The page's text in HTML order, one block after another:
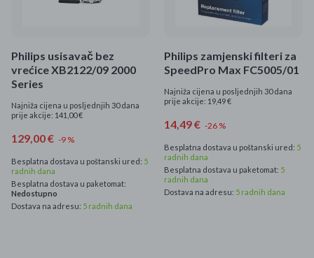
Philips usisavač bez
vrećice XB2122/09 2000
Series
Najniža cijena u posljednjih 30 dana
prije akcije: 141,00 €
129,00 € -9 %
Besplatna dostava u poštanski ured: 5
radnih dana
Besplatna dostava u paketomat:
Nedostupno
Dostava na adresu: 5 radnih dana
Philips zamjenski filteri za
SpeedPro Max FC5005/01
Najniža cijena u posljednjih 30 dana
prije akcije: 19,49 €
14,49 € -26 %
Besplatna dostava u poštanski ured: 5
radnih dana
Besplatna dostava u paketomat: 5
radnih dana
Dostava na adresu: 5 radnih dana